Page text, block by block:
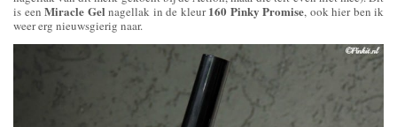
is een Miracle Gel nagellak in de kleur160 Pinky Promise, ook hier ben ik
weer erg nieuwsgierig naar.